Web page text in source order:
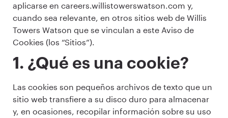
aplicarse en careers.willistowerswatson.com y,
cuando sea relevante, en otros sitios web de Willis
Towers Watson que se vinculan a este Aviso de
Cookies (los “Sitios”).
1. ¿Qué es una cookie?
Las cookies son pequeños archivos de texto que un
sitio web transfiere a su disco duro para almacenar
y, en ocasiones, recopilar información sobre su uso